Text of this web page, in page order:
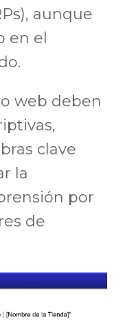
aunque
en el
web deben
clave
la
por
de